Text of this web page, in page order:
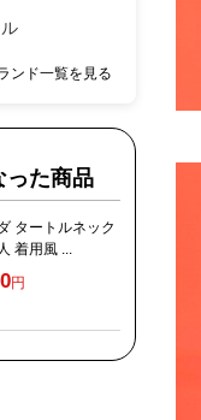
ンド一覧を見る
った商品
タートルネック
着用風 ...
円